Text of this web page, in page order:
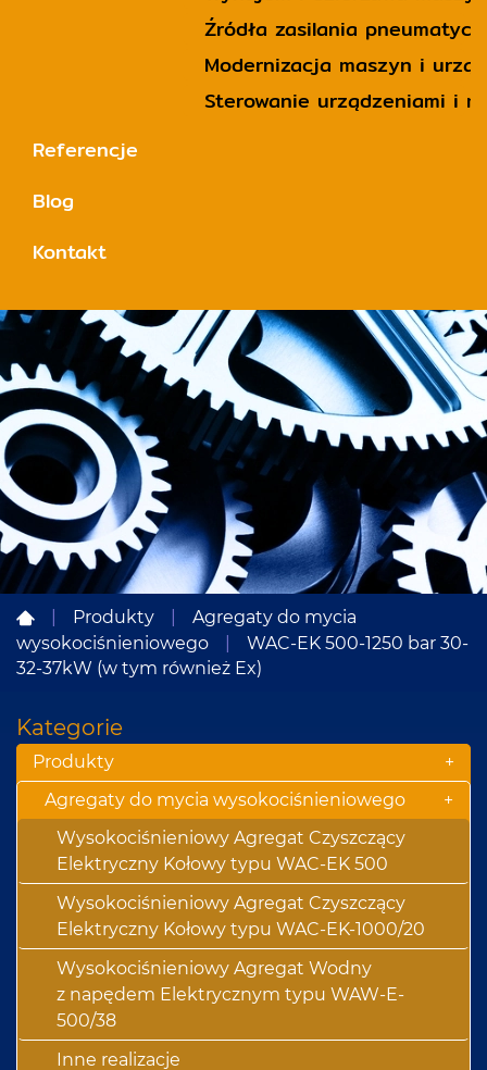
Źródła zasilania
Modernizacja maszyn i
Sterowanie urządzeniami i
Referencje
Blog
Kontakt
Produkty
Agregaty do mycia
wysokociśnieniowego
WAC-EK 500-1250 bar 30-
32-37kW (w tym również Ex)
Kategorie
Produkty +
Agregaty do mycia wysokociśnieniowego +
Wysokociśnieniowy Agregat Czyszczący
Elektryczny Kołowy typu WAC-EK 500
Wysokociśnieniowy Agregat Czyszczący
Elektryczny Kołowy typu WAC-EK-1000/20
Wysokociśnieniowy Agregat Wodny
z napędem Elektrycznym typu WAW-E-
500/38
Inne realizacje